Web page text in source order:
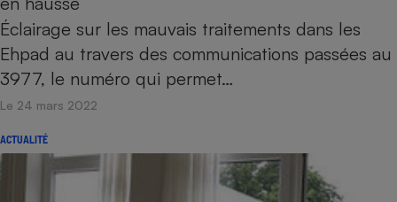
Éclairage sur les mauvais traitements dans les
Ehpad au travers des communications passées au
3977, le numéro qui permet…
Le 24 mars 2022
ACTUALITÉ